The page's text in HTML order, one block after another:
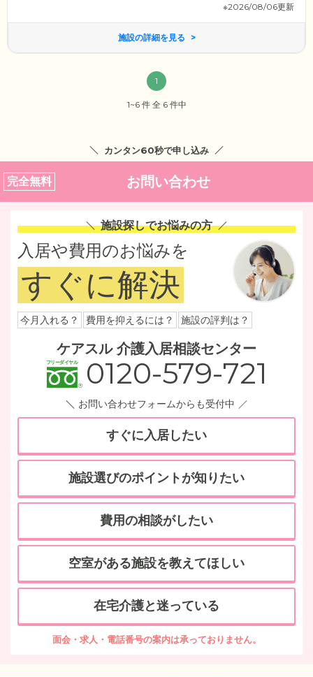
※2026/08/06更新
施設の詳細を見る
1
1~6 件 全 6 件中
カンタン60秒で申し込み
完全無料 お問い合わせ
施設探しでお悩みの方
入居や費用のお悩みを
すぐに解決
今月入れる？ 費用を抑えるには？ 施設の評判は？
ケアスル 介護入居相談センター
0120-579-721
お問い合わせフォームからも受付中
すぐに入居したい
施設選びのポイントが知りたい
費用の相談がしたい
空室がある施設を教えてほしい
在宅介護と迷っている
面会・求人・電話番号の案内は承っておりません。